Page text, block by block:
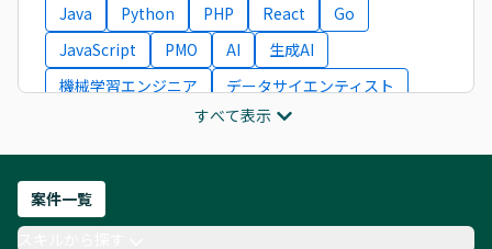
Java
Python PHP React
Go
JavaScript
PMO AI
生成AI
機械学習エンジニア
データサイエンティスト
ITコンサルタント
フロントエンドエンジニア
ネットワークエンジニア
AIエンジニア
Webデザイナー
すべて表示
案件一覧